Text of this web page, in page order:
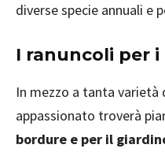
diverse specie annuali e
I ranuncoli per
In mezzo a tanta varietà
appassionato troverà
bordure e per il